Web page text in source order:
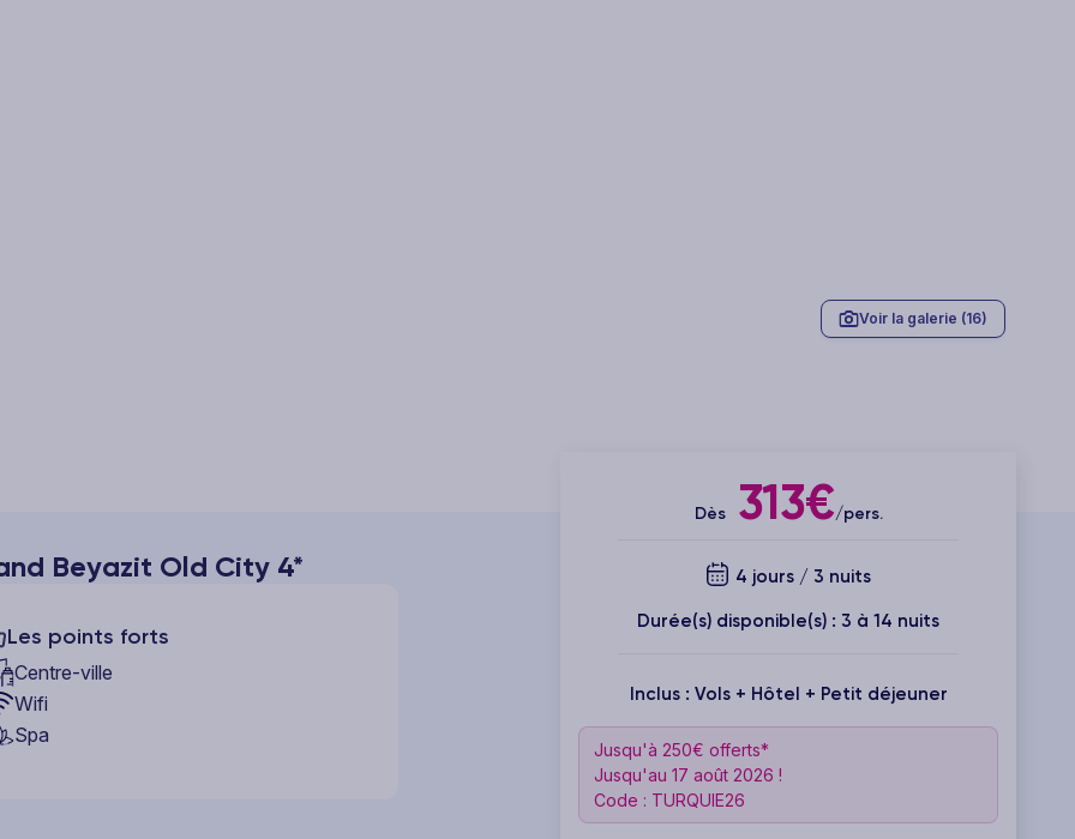
Voir la galerie (16)
Beyazit Old City 4*
Les points forts
Centre-ville
Wifi
Spa
Dès313€/pers.
4 jours / 3 nuits
Durée(s) disponible(s) : 3 à 14 nuits
Inclus : Vols + Hôtel + Petit déjeuner
Jusqu'à 250€ offerts*
Jusqu'au 17 août 2026 !
Code : TURQUIE26